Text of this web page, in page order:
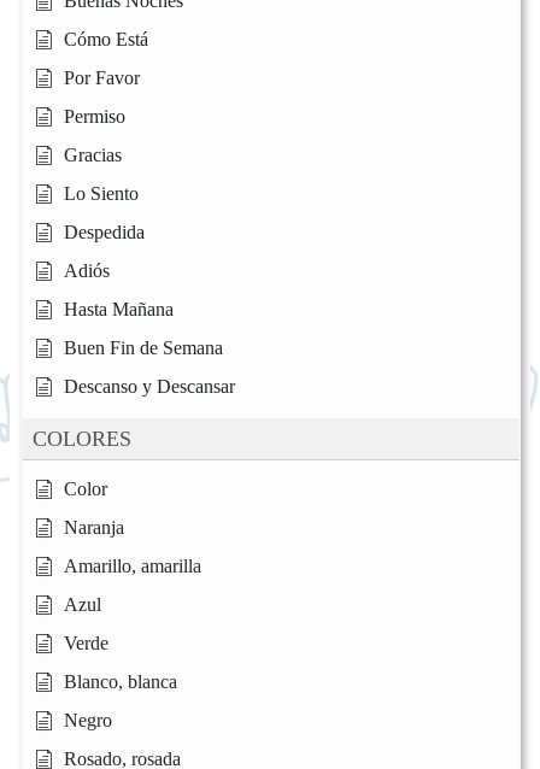
Cómo Está
Por Favor
Permiso
Gracias
Lo Siento
Despedida
Adiós
Hasta Mañana
Buen Fin de Semana
Descanso y Descansar
COLORES
Color
Naranja
Amarillo, amarilla
Azul
Verde
Blanco, blanca
Negro
Rosado, rosada